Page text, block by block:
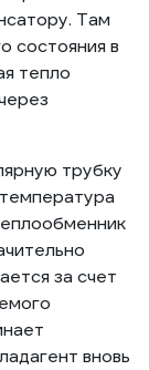
Там
состояния в
тепло
трубку
за счет
вновь